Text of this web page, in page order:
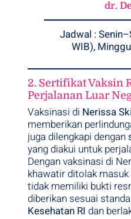
dr.
Jadwal : Senin–Sabtu (14.00–18.00
WIB),
2. Sertifikat Vaksin
Perjalanan Luar
Vaksinasi di Nerissa
memberikan
juga dilengkapi dengan
yang diakui untuk
Dengan vaksinasi di
khawatir ditolak
tidak memiliki bukti
diberikan sesuai
Kesehatan RI dan